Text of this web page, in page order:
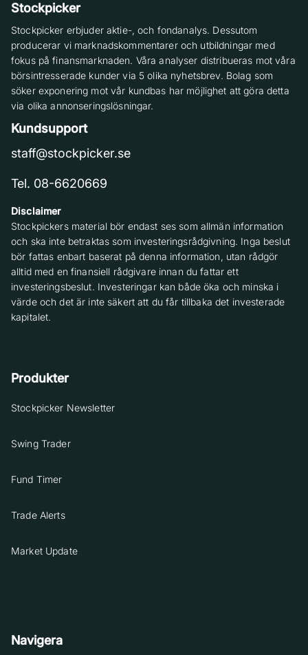
Stockpicker
Stockpicker erbjuder aktie-, och fondanalys. Dessutom
producerar vi marknadskommentarer och utbildningar med
fokus på finansmarknaden. Våra analyser distribueras mot våra
börsintresserade kunder via 5 olika nyhetsbrev. Bolag som
söker exponering mot vår kundbas har möjlighet att göra detta
via olika annonseringslösningar.
Kundsupport
staff@stockpicker.se
Tel. 08-6620669
Disclaimer
Stockpickers material bör endast ses som allmän information
och ska inte betraktas som investeringsrådgivning. Inga beslut
bör fattas enbart baserat på denna information, utan rådgör
alltid med en finansiell rådgivare innan du fattar ett
investeringsbeslut. Investeringar kan både öka och minska i
värde och det är inte säkert att du får tillbaka det investerade
kapitalet.
Produkter
Stockpicker Newsletter
Swing Trader
Fund Timer
Trade Alerts
Market Update
Navigera